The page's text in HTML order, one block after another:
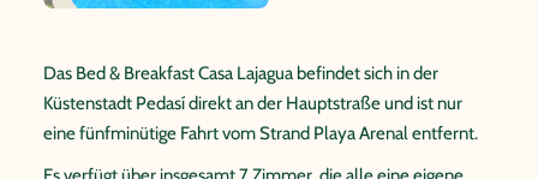
Das Bed & Breakfast Casa Lajagua befindet sich in der
Küstenstadt Pedasí direkt an der Hauptstraße und ist nur
eine fünfminütige Fahrt vom Strand Playa Arenal entfernt.